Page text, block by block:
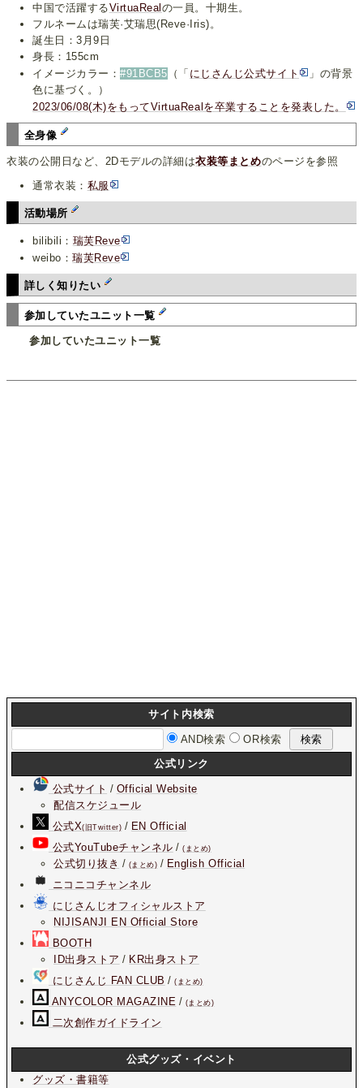
中国で活躍するVirtuaReal の一員。十期生。
フルネームは瑞芙·艾瑞思(Reve·Iris)。
誕生日：3月9日
身長：155cm
イメージカラー：#91BCB5 （「 にじさんじ公式サイト
」の背景
色に基づく。）
2023/06/08(木)をもってVirtuaRealを卒業することを発表した。
全身像
衣装の公開日など、2Dモデルの詳細は衣装等まとめのページを参照
通常衣装： 私服
活動場所
bilibili： 瑞芙Reve
weibo：瑞芙Reve
詳しく知りたい
参加していたユニット一覧
参加していたユニット一覧
サイト内検索
AND検索
OR検索
公式リンク
公式サイト / Official Website
配信スケジュール
公式X(旧Twitter) / EN Official
公式YouTubeチャンネル /(まとめ)
公式切り抜き / (まとめ) / English Official
ニコニコチャンネル
にじさんじオフィシャルストア
NIJISANJI EN Official Store
BOOTH
ID出身ストア / KR出身ストア
にじさんじ FAN CLUB /(まとめ)
ANYCOLOR MAGAZINE / (まとめ)
二次創作ガイドライン
公式グッズ・イベント
グッズ・書籍等